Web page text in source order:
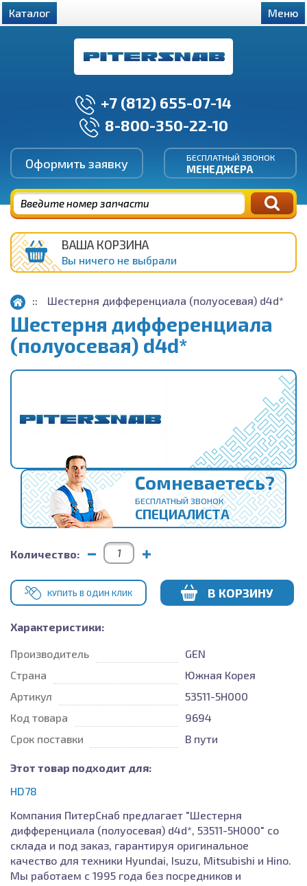
+7 (812) 655-07-14
8-800-350-22-10
Оформить заявку БЕСПЛАТНЫЙ ЗВОНОК
МЕНЕДЖЕРА
Каталог Меню
ВАША КОРЗИНА
Вы ничего не выбрали
Шестерня дифференциала (полуосевая) d4d*
Шестерня дифференциала
(полуосевая) d4d*
Сомневаетесь?
БЕСПЛАТНЫЙ ЗВОНОК
СПЕЦИАЛИСТА
Количество:
КУПИТЬ В ОДИН КЛИК В КОРЗИНУ
Характеристики:
Производитель
GEN
Страна
Южная Корея
Артикул
53511-5H000
Код товара
9694
Срок поставки
В пути
Этот товар подходит для:
HD78
Компания ПитерСнаб предлагает "Шестерня
дифференциала (полуосевая) d4d*, 53511-5H000" со
склада и под заказ, гарантируя оригинальное
качество для техники Hyundai, Isuzu, Mitsubishi и Hino.
Мы работаем с 1995 года без посредников и